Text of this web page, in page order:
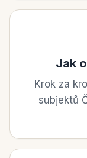
Jak
Krok za
subjektů